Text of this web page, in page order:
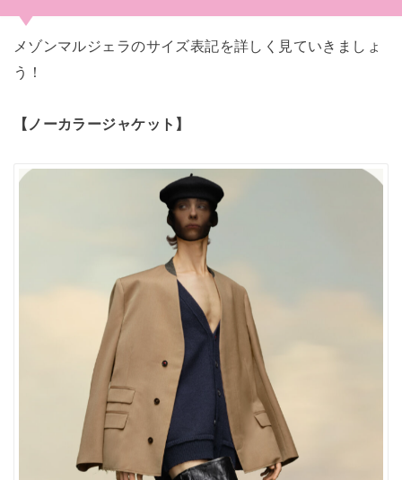
メゾンマルジェラのサイズ表記を詳しく見ていきましょ
う！
【ノーカラージャケット】